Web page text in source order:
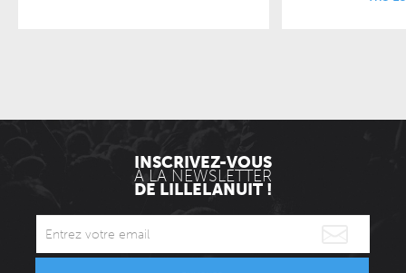
INSCRIVEZ-VOUS
À LA NEWSLETTER
DE LILLELANUIT !